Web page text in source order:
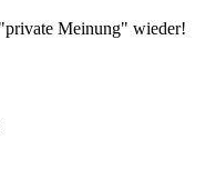
Meinung" wieder!